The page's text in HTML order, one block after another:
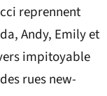
reprennent
Andy, Emily et
impitoyable
rues new-